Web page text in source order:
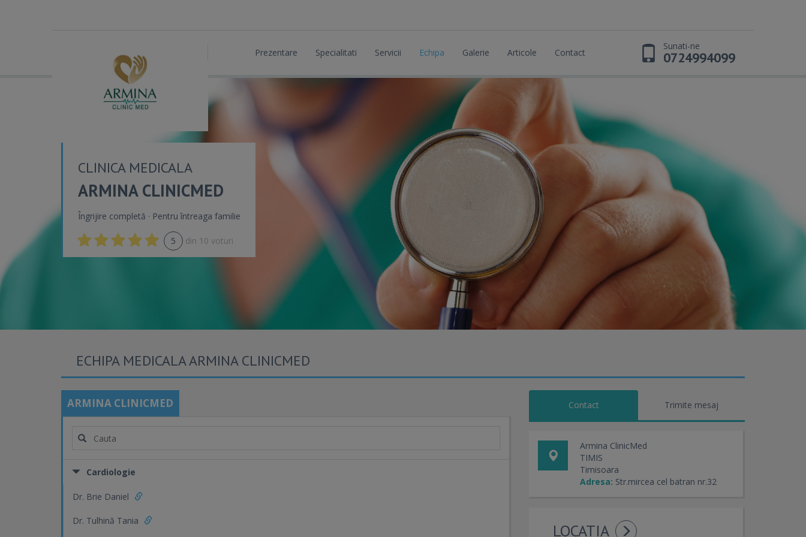
Prezentare Specialitati Servicii Echipa Galerie Articole Contact
Sunati-ne
0724994099
CLINICA MEDICALA
ARMINA CLINICMED
Îngrijire completă · Pentru întreaga familie
5 din 10 voturi
ECHIPA MEDICALA ARMINA CLINICMED
ARMINA CLINICMED
Cardiologie
Dr. Brie Daniel
Dr. Tulhină Tania
Contact Trimite mesaj
Armina ClinicMed
TIMIS
Timisoara
Adresa: Str.mircea cel batran nr.32
LOCATIA